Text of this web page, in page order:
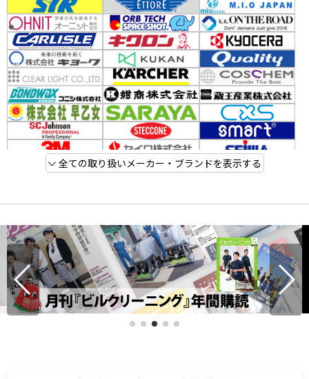
全ての取り扱いメーカー・ブランドを表示する